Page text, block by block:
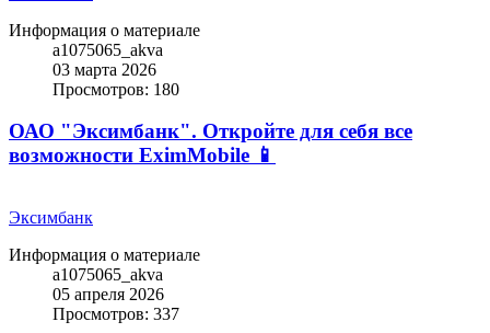
Информация о материале
a1075065_akva
03 марта 2026
Просмотров: 180
ОАО "Эксимбанк". Откройте для себя все
возможности EximMobile 📱
Эксимбанк
Информация о материале
a1075065_akva
05 апреля 2026
Просмотров: 337